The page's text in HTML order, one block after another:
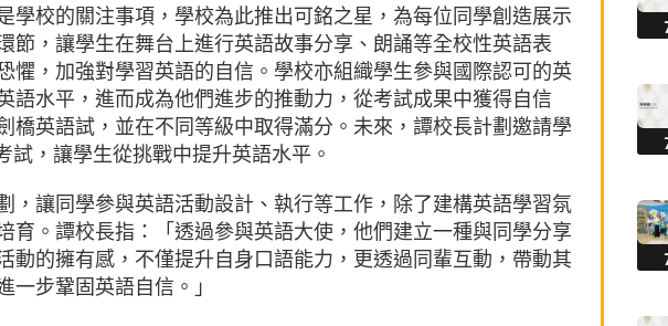
學校的關注事項，學校為此推出可銘之星，為每位同學創造展示
節，讓學生在舞台上進行英語故事分享、朗誦等全校性英語表
懼，加強對學習英語的自信。學校亦組織學生參與國際認可的英
語水平，進而成為他們進步的推動力，從考試成果中獲得自信
橋英語試，並在不同等級中取得滿分。未來，譚校長計劃邀請學
試，讓學生從挑戰中提升英語水平。
，讓同學參與英語活動設計、執行等工作，除了建構英語學習氛
育。譚校長指：「透過參與英語大使，他們建立一種與同學分享
動的擁有感，不僅提升自身口語能力，更透過同輩互動，帶動其
步鞏固英語自信。」